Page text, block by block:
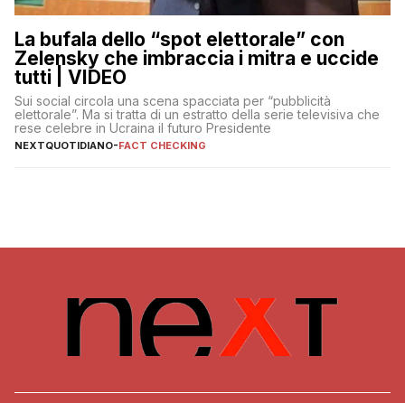
La bufala dello “spot elettorale” con
Zelensky che imbraccia i mitra e uccide
tutti | VIDEO
Sui social circola una scena spacciata per “pubblicità
elettorale”. Ma si tratta di un estratto della serie televisiva che
rese celebre in Ucraina il futuro Presidente
NEXTQUOTIDIANO-FACT CHECKING